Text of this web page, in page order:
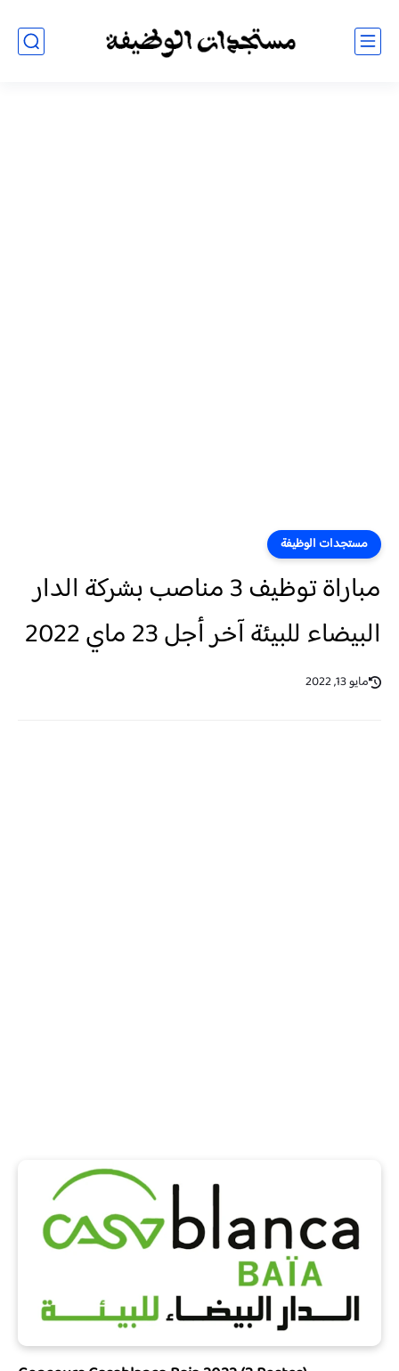
مستجدات الوظيفة
مباراة توظيف 3 مناصب بشركة الدار
البيضاء للبيئة آخر أجل 23 ماي 2022
مايو 13, 2022